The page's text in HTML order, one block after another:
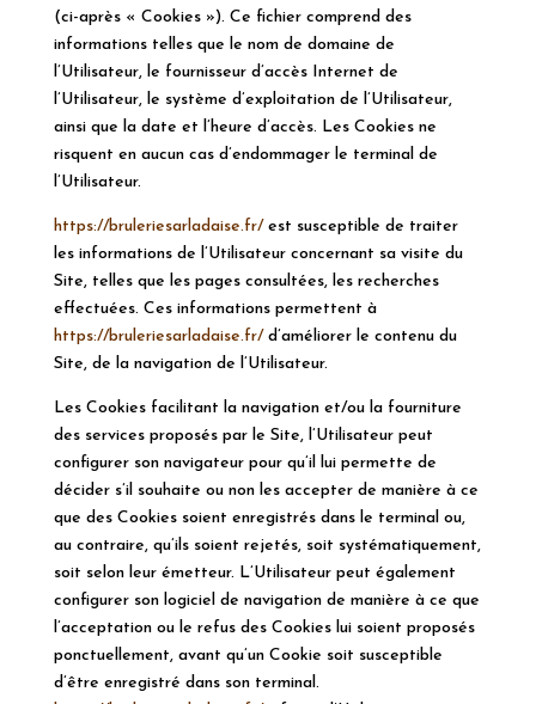
(ci-après « Cookies »). Ce fichier comprend des
informations telles que le nom de domaine de
l’Utilisateur, le fournisseur d’accès Internet de
l’Utilisateur, le système d’exploitation de l’Utilisateur,
ainsi que la date et l’heure d’accès. Les Cookies ne
risquent en aucun cas d’endommager le terminal de
l’Utilisateur.
https://bruleriesarladaise.fr/est susceptible de traiter
les informations de l’Utilisateur concernant sa visite du
Site, telles que les pages consultées, les recherches
effectuées. Ces informations permettent à
https://bruleriesarladaise.fr/d’améliorer le contenu du
Site, de la navigation de l’Utilisateur.
Les Cookies facilitant la navigation et/ou la fourniture
des services proposés par le Site, l’Utilisateur peut
configurer son navigateur pour qu’il lui permette de
décider s’il souhaite ou non les accepter de manière à ce
que des Cookies soient enregistrés dans le terminal ou,
au contraire, qu’ils soient rejetés, soit systématiquement,
soit selon leur émetteur. L’Utilisateur peut également
configurer son logiciel de navigation de manière à ce que
l’acceptation ou le refus des Cookies lui soient proposés
ponctuellement, avant qu’un Cookie soit susceptible
d’être enregistré dans son terminal.